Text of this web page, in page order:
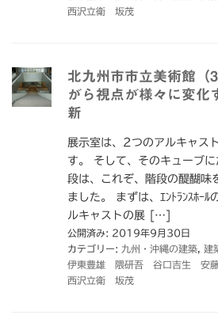
西沢立衛 坂茂
北九州市市立美術館
がら視点が様々に変
新
展示室は、2つのアルキャス
す。 そして、そのキューブ
段は、これぞ、階段の醍醐味
ました。 まずは、ｴﾝﾄﾗﾝｽﾎｰﾙ
ルキャストの展 […]
公開済み: 2019年9月30日
カテゴリー: 九州・沖縄の建築 建
伊東豊雄 隈研吾 谷口吉生 安
西沢立衛 坂茂